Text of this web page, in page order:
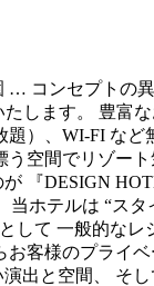
… コンセプトの
します。 豊富
題）、WI-FI など
う空間でリゾー
『DESIGN
当ホテルは “ス
して 一般的なレ
客様のプライベ
出と空間、 そ